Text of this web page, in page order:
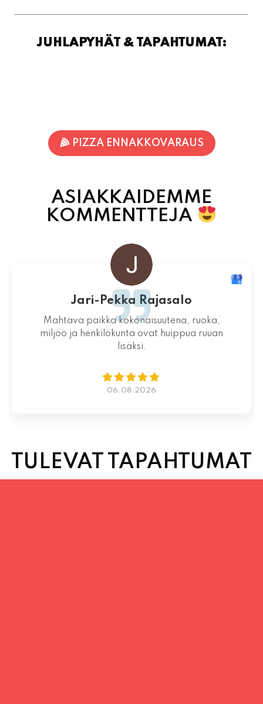
JUHLAPYHÄT & TAPAHTUMAT:
PIZZA ENNAKKOVARAUS
ASIAKKAIDEMME
KOMMENTTEJA
Jari-Pekka Rajasalo
Mahtava paikka kokonaisuutena, ruoka,
miljöö ja henkilökunta ovat huippua ruuan
lisäksi.
06.08.2026
TULEVAT TAPAHTUMAT